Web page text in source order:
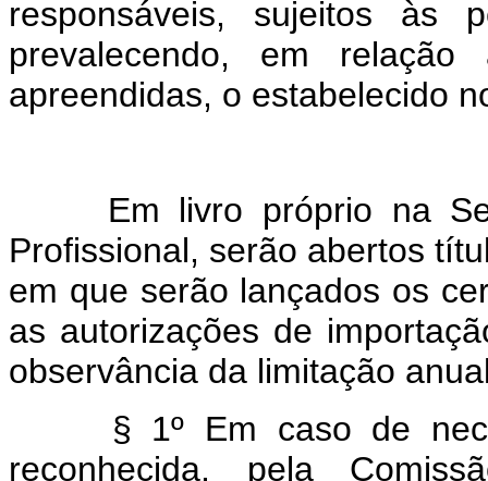
responsáveis, sujeitos às
prevalecendo, em
apreendidas, o estabelecido
Em livro próprio na
Profissional, serão abertos
em que serão lançados os
as autorizações de
observância da limitação
§ 1º Em caso de
reconhecida, pela